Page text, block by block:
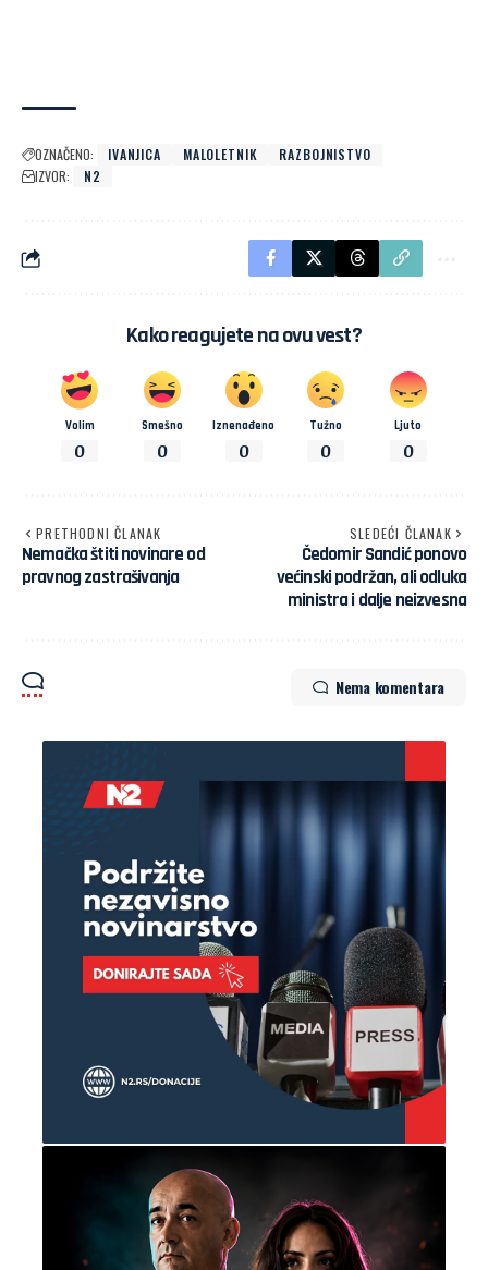
OZNAČENO: IVANJICA MALOLETNIK
RAZBOJNISTVO
IZVOR:
N2
Kako reagujete na ovu vest?
Volim
0
Smešno
0
Iznenađeno
0
Tužno
0
Ljuto
0
PRETHODNI ČLANAK
Nemačka štiti novinare od
pravnog zastrašivanja
SLEDEĆI ČLANAK
Čedomir Sandić ponovo
većinski podržan, ali odluka
ministra i dalje neizvesna
Nema komentara